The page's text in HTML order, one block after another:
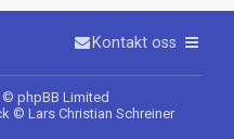
Kontakt oss
phpBB Limited
© Lars Christian Schreiner